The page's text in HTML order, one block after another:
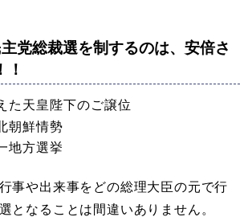
党総裁選を制するのは、安倍さ
！
た天皇陛下のご譲位
朝鮮情勢
地方選挙
事や出来事をどの総理大臣の元で行
となることは間違いありません。